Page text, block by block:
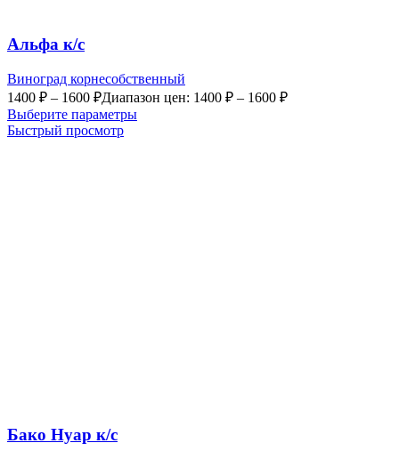
Альфа к/с
Виноград корнесобственный
1400 ₽ – 1600 ₽Диапазон цен: 1400 ₽ – 1600 ₽
Выберите параметры
Быстрый просмотр
Бако Нуар к/с